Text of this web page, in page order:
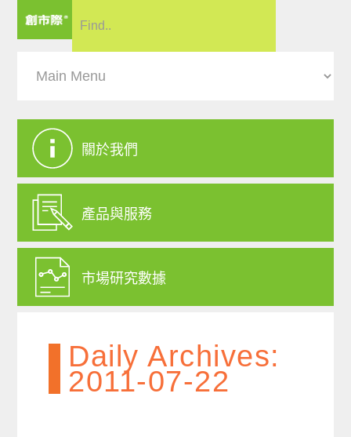
關於我們
產品與服務
市場研究數據
Daily Archives:
2011-07-22